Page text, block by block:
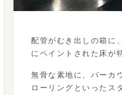
配管がむき出しの箱に
にペイントされた床が
無骨な素地に、バーカ
ローリングといったス